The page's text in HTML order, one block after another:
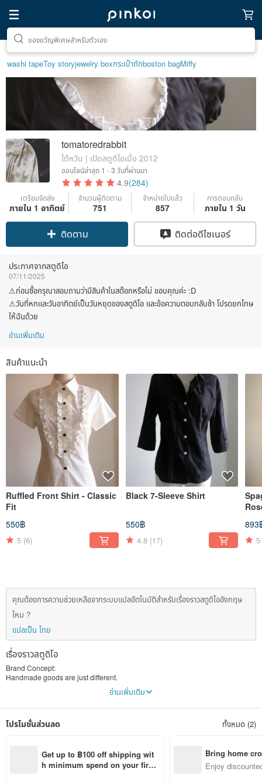
ตามหาไอเทมฮีลใจ
washi tapeToy storyjewelry boxกระเป๋าถักboston bagMiffy
tomatoredrabbit
ไต้หวัน | เปิดสตูดิโอเมื่อ 2012
ออนไลน์ล่าสุด 1 - 3 วันที่ผ่านมา
4.9(284)
เตรียมจัดส่ง
ภายใน 1 อาทิตย์
จำนวนผู้ติดตาม
751
จำหน่ายไปแล้ว
857
การตอบกลับ
ภายใน 1 วัน
ติดตาม ติดต่อดีไซเนอร์
ประกาศจากสตูดิโอ
07/11/2025
⚠ก่อนซื้อกรุณาสอบถามว่ามีสินค้าในสต๊อกหรือไม่ ขอบคุณค่ะ :D
⚠วันที่หกและวันอาทิตย์เป็นวันหยุดของสตูดิโอ และข้อความตอบกลับช้า โปรดยกโทษ
ให้ฉันด้วย
อ่านเพิ่มเติม
สินค้าแนะนำ
Ruffled Front Shirt - Classic
Fit
550฿
5 (6)
Black 7-Sleeve Shirt
550฿
4.8 (17)
893
5
คุณต้องการความช่วยเหลือจากระบบแปลอัตโนมัติสำหรับเรื่องราวสตูดิโออังกฤษ
ไหม ?
แปลเป็น ไทย
เรื่องราวสตูดิโอ
Brand Concept:
Handmade goods are just different.
Clothing, simple, basic, and comfortable.
Do not eat carrots, love to eat tomatoes, and at the end, become a red rabbit ★
Because I yearn for travel, I started to make a flag to express my desire to play
in other countries!
อ่านเพิ่มเติม
โปรโมชั่นส่วนลด ทั้งหมด (2)
Get up to ฿100 off shipping wit
h minimum spend on your first
Bring home
n with ease
Enjoy